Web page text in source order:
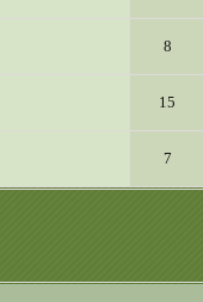
8
15
7